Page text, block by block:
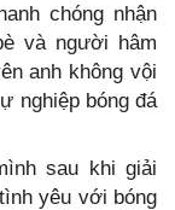
chóng nhận
và người hâm
anh không vội
nghiệp bóng đá
sau khi giải
yêu với bóng